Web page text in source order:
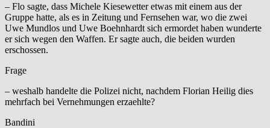
– Flo sagte, dass Michele Kiesewetter etwas mit einem aus der
Gruppe hatte, als es in Zeitung und Fernsehen war, wo die zwei
Uwe Mundlos und Uwe Boehnhardt sich ermordet haben wunderte
er sich wegen den Waffen. Er sagte auch, die beiden wurden
erschossen.
Frage
– weshalb handelte die Polizei nicht, nachdem Florian Heilig dies
mehrfach bei Vernehmungen erzaehlte?
Bandini